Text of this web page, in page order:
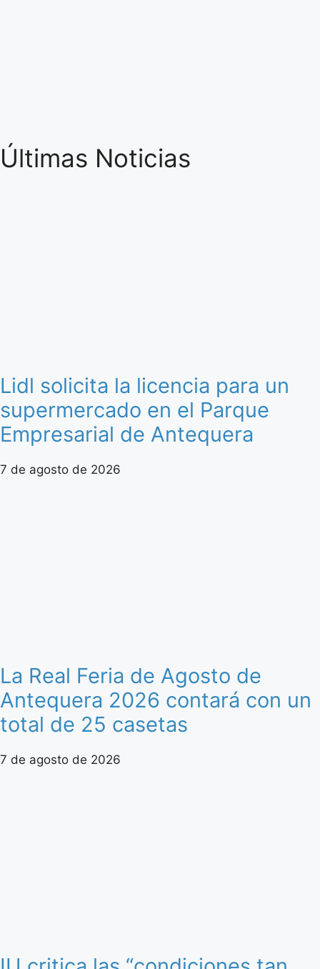
Últimas Noticias
Lidl solicita la licencia para un
supermercado en el Parque
Empresarial de Antequera
7 de agosto de 2026
La Real Feria de Agosto de
Antequera 2026 contará con un
total de 25 casetas
7 de agosto de 2026